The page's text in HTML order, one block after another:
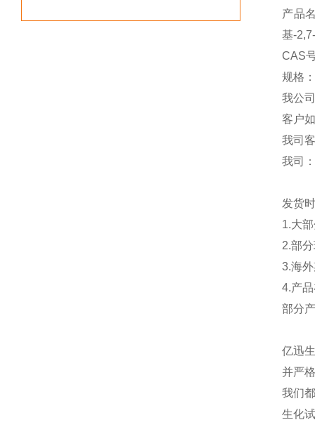
产品
基-
CAS
规格
我公
客户
我司
我司
发货
1.大
2.部
3.海
4.产
部分
亿迅
并严
我们
生化